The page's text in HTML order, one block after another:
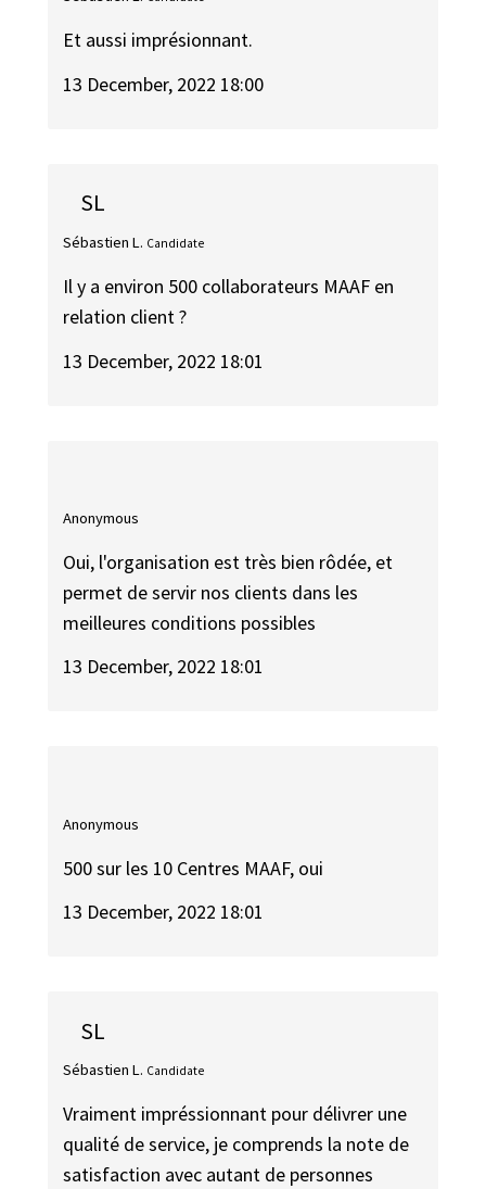
Et aussi imprésionnant.
13 December, 2022 18:00
SL
Sébastien L. Candidate
Il y a environ 500 collaborateurs MAAF en
relation client ?
13 December, 2022 18:01
Anonymous
Oui, l'organisation est très bien rôdée, et
permet de servir nos clients dans les
meilleures conditions possibles
13 December, 2022 18:01
Anonymous
500 sur les 10 Centres MAAF, oui
13 December, 2022 18:01
SL
Sébastien L. Candidate
Vraiment impréssionnant pour délivrer une
qualité de service, je comprends la note de
satisfaction avec autant de personnes